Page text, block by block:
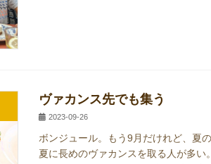
ヴァカンス先でも集う
2023-09-26
ボンジュール。もう9月だけれど、夏
夏に長めのヴァカンスを取る人が多